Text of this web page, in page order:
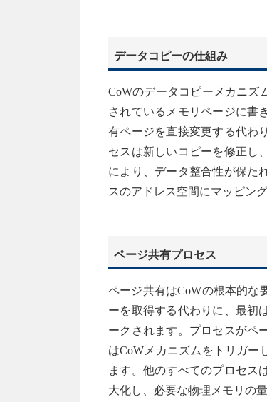
データコピーの仕組み
CoWのデータコピーメカニズ
されているメモリページに書
有ページを直接変更する代わ
セスは新しいコピーを修正し
により、データ整合性が保た
スのアドレス空間にマッピン
ページ共有プロセス
ページ共有はCoWの根本的な
ーを取得する代わりに、最初
ークされます。プロセスがペ
はCoWメカニズムをトリガー
ます。他のすべてのプロセス
大化し、必要な物理メモリの